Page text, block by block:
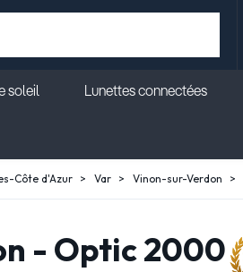
soleil Lunettes connectées
Côte d'Azur Var Vinon-sur-Verdon
- Optic 2000